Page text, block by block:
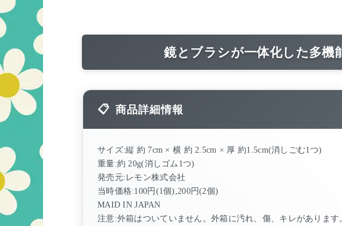
鏡とブラシが一体化した多機
商品詳細情報
サイズ:縦 約 7cm × 横 約 2.5cm × 厚 約1.5cm(消しごむ1つ)
重量:約 20g(消しゴム1つ)
発売元:レモン株式会社
当時価格:100円(1個),200円(2個)
MAID IN JAPAN
注意:外箱はついていません。外箱に汚れ、傷、キレがあります